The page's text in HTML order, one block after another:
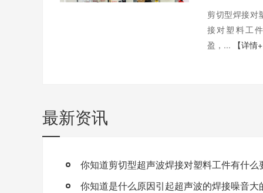
剪切型焊接对
接对塑料工
盈，...
【详情
最新资讯
你知道剪切型超声波焊接对塑料工件有什么
你知道是什么原因引起超声波的焊接噪音大